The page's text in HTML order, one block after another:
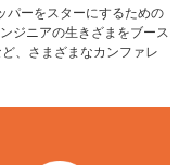
パーをスターにするための
ジニアの生きざまをブース
、さまざまなカンファレ